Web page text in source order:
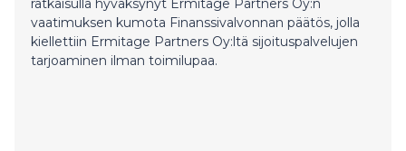
vaatimuksen kumota Finanssivalvonnan päätös, jolla
kiellettiin Ermitage Partners Oy:ltä sijoituspalvelujen
tarjoaminen ilman toimilupaa.